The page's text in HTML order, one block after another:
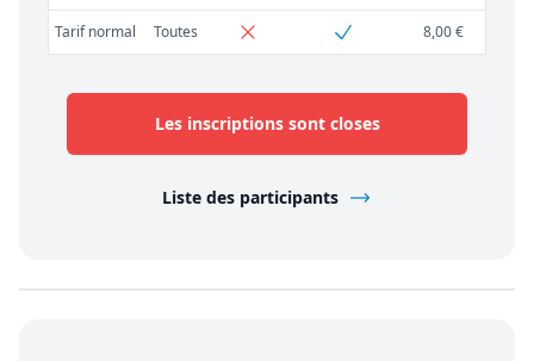
Tarif normal Toutes 8,00 €
Les inscriptions sont closes
Liste des participants